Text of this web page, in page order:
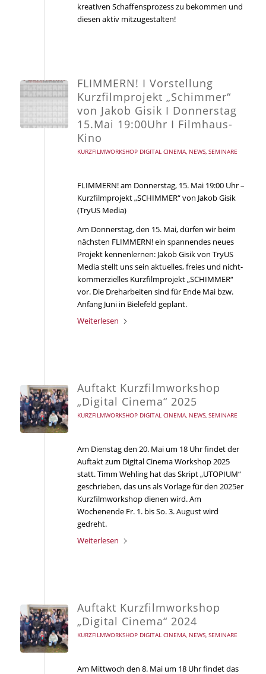
kreativen Schaffensprozess zu bekommen und
diesen aktiv mitzugestalten!
FLIMMERN! I Vorstellung
Kurzfilmprojekt „Schimmer“
von Jakob Gisik I Donnerstag
15.Mai 19:00Uhr I Filmhaus-
Kino
KURZFILMWORKSHOP DIGITAL CINEMA, NEWS, SEMINARE
FLIMMERN! am Donnerstag, 15. Mai 19:00 Uhr –
Kurzfilmprojekt „SCHIMMER“ von Jakob Gisik
(TryUS Media)
Am Donnerstag, den 15. Mai, dürfen wir beim
nächsten FLIMMERN! ein spannendes neues
Projekt kennenlernen: Jakob Gisik von TryUS
Media stellt uns sein aktuelles, freies und nicht-
kommerzielles Kurzfilmprojekt „SCHIMMER“
vor. Die Dreharbeiten sind für Ende Mai bzw.
Anfang Juni in Bielefeld geplant.
Weiterlesen
Auftakt Kurzfilmworkshop
„Digital Cinema“ 2025
KURZFILMWORKSHOP DIGITAL CINEMA, NEWS, SEMINARE
Am Dienstag den 20. Mai um 18 Uhr findet der
Auftakt zum Digital Cinema Workshop 2025
statt. Timm Wehling hat das Skript „UTOPIUM“
geschrieben, das uns als Vorlage für den 2025er
Kurzfilmworkshop dienen wird. Am
Wochenende Fr. 1. bis So. 3. August wird
gedreht.
Weiterlesen
Auftakt Kurzfilmworkshop
„Digital Cinema“ 2024
KURZFILMWORKSHOP DIGITAL CINEMA, NEWS, SEMINARE
Am Mittwoch den 8. Mai um 18 Uhr findet das